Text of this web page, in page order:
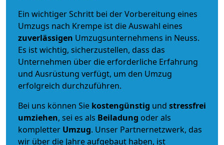
Ein wichtiger Schritt bei der Vorbereitung eines
Umzugs nach Krempe ist die Auswahl eines
zuverlässigen Umzugsunternehmens in Neuss.
Es ist wichtig, sicherzustellen, dass das
Unternehmen über die erforderliche Erfahrung
und Ausrüstung verfügt, um den Umzug
erfolgreich durchzuführen.
Bei uns können Sie kostengünstig und stressfrei
umziehen, sei es als Beiladung oder als
kompletter Umzug. Unser Partnernetzwerk, das
wir über die Jahre aufgebaut haben, ist